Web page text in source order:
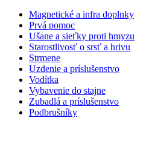
Magnetické a infra doplnky
Prvá pomoc
Ušane a sieťky proti hmyzu
Starostlivosť o srsť a hrivu
Strmene
Uzdenie a príslušenstvo
Vodítka
Vybavenie do stajne
Zubadlá a príslušenstvo
Podbrušníky